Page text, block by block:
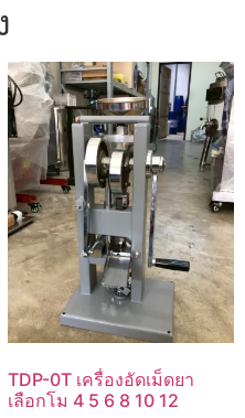
TDP-0T เครื่องอัดเม็ดยา
เลือกโม 4 5 6 8 10 12